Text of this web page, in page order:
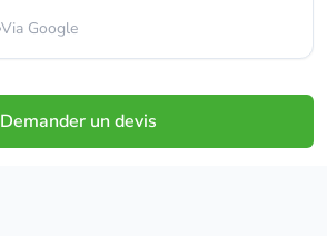
Via Google
Demander un devis